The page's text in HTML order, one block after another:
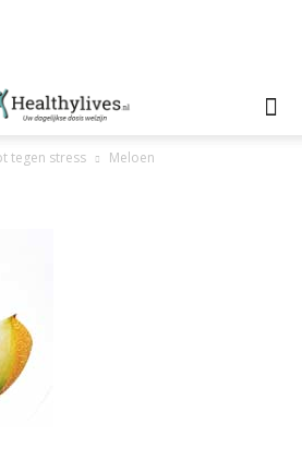
tegen stress Meloen